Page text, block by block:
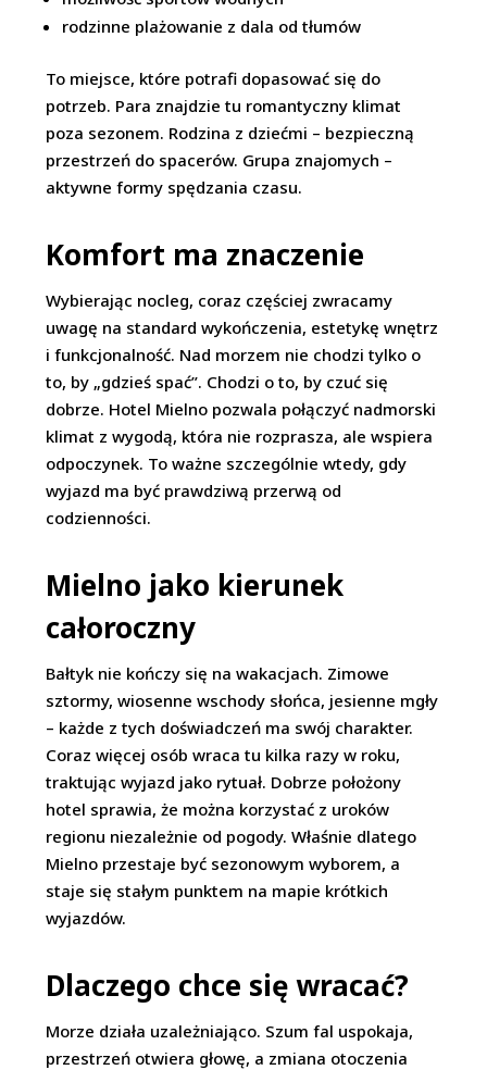
rodzinne plażowanie z dala od tłumów
To miejsce, które potrafi dopasować się do
potrzeb. Para znajdzie tu romantyczny klimat
poza sezonem. Rodzina z dziećmi – bezpieczną
przestrzeń do spacerów. Grupa znajomych –
aktywne formy spędzania czasu.
Komfort ma znaczenie
Wybierając nocleg, coraz częściej zwracamy
uwagę na standard wykończenia, estetykę wnętrz
i funkcjonalność. Nad morzem nie chodzi tylko o
to, by „gdzieś spać”. Chodzi o to, by czuć się
dobrze. Hotel Mielno pozwala połączyć nadmorski
klimat z wygodą, która nie rozprasza, ale wspiera
odpoczynek. To ważne szczególnie wtedy, gdy
wyjazd ma być prawdziwą przerwą od
codzienności.
Mielno jako kierunek
całoroczny
Bałtyk nie kończy się na wakacjach. Zimowe
sztormy, wiosenne wschody słońca, jesienne mgły
– każde z tych doświadczeń ma swój charakter.
Coraz więcej osób wraca tu kilka razy w roku,
traktując wyjazd jako rytuał. Dobrze położony
hotel sprawia, że można korzystać z uroków
regionu niezależnie od pogody. Właśnie dlatego
Mielno przestaje być sezonowym wyborem, a
staje się stałym punktem na mapie krótkich
wyjazdów.
Dlaczego chce się wracać?
Morze działa uzależniająco. Szum fal uspokaja,
przestrzeń otwiera głowę, a zmiana otoczenia